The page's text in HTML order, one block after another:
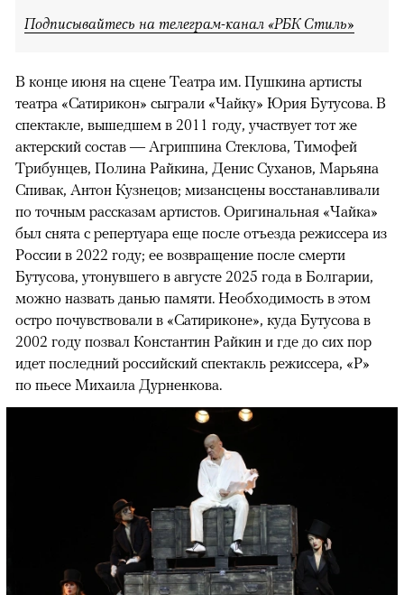
Подписывайтесь на телеграм-канал «РБК Стиль»
В конце июня на сцене Театра им. Пушкина артисты
театра «Сатирикон» сыграли «Чайку» Юрия Бутусова. В
спектакле, вышедшем в 2011 году, участвует тот же
актерский состав — Агриппина Стеклова, Тимофей
Трибунцев, Полина Райкина, Денис Суханов, Марьяна
Спивак, Антон Кузнецов; мизансцены восстанавливали
по точным рассказам артистов. Оригинальная «Чайка»
был снята с репертуара еще после отъезда режиссера из
России в 2022 году; ее возвращение после смерти
Бутусова, утонувшего в августе 2025 года в Болгарии,
можно назвать данью памяти. Необходимость в этом
остро почувствовали в «Сатириконе», куда Бутусова в
2002 году позвал Константин Райкин и где до сих пор
идет последний российский спектакль режиссера, «Р»
по пьесе Михаила Дурненкова.